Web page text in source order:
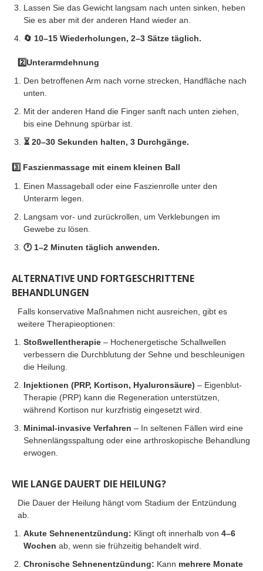
Lassen Sie das Gewicht langsam nach unten sinken, heben
Sie es aber mit der anderen Hand wieder an.
🔄 10–15 Wiederholungen, 2–3 Sätze täglich.
2️⃣Unterarmdehnung
Den betroffenen Arm nach vorne strecken, Handfläche nach
unten.
Mit der anderen Hand die Finger sanft nach unten ziehen,
bis eine Dehnung spürbar ist.
⏳ 20–30 Sekunden halten, 3 Durchgänge.
3️⃣ Faszienmassage mit einem kleinen Ball
Einen Massageball oder eine Faszienrolle unter den
Unterarm legen.
Langsam vor- und zurückrollen, um Verklebungen im
Gewebe zu lösen.
🕐 1–2 Minuten täglich anwenden.
ALTERNATIVE UND FORTGESCHRITTENE
BEHANDLUNGEN
Falls konservative Maßnahmen nicht ausreichen, gibt es
weitere Therapieoptionen:
Stoßwellentherapie – Hochenergetische Schallwellen
verbessern die Durchblutung der Sehne und beschleunigen
die Heilung.
Injektionen (PRP, Kortison, Hyaluronsäure) – Eigenblut-
Therapie (PRP) kann die Regeneration unterstützen,
während Kortison nur kurzfristig eingesetzt wird.
Minimal-invasive Verfahren – In seltenen Fällen wird eine
Sehnenlängsspaltung oder eine arthroskopische Behandlung
erwogen.
WIE LANGE DAUERT DIE HEILUNG?
Die Dauer der Heilung hängt vom Stadium der Entzündung
ab.
Akute Sehnenentzündung: Klingt oft innerhalb von 4–6
Wochen ab, wenn sie frühzeitig behandelt wird.
Chronische Sehnenentzündung: Kann mehrere Monate